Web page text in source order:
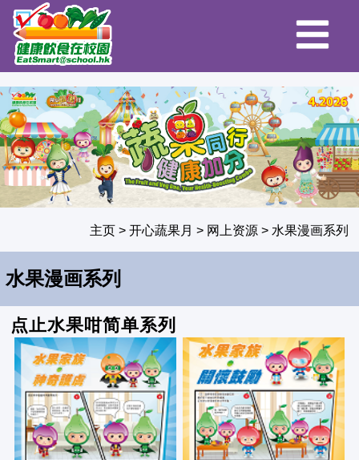
主页> 开心蔬果月 > 网上资源 > 水果漫画系列
水果漫画系列
点止水果咁简单系列